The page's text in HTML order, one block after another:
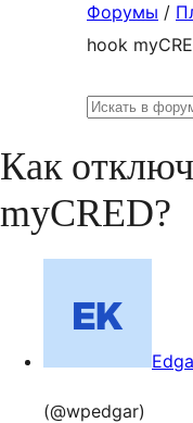
Форумы /
hook
Поиск:
Как
myCRED?
(@wpedgar)